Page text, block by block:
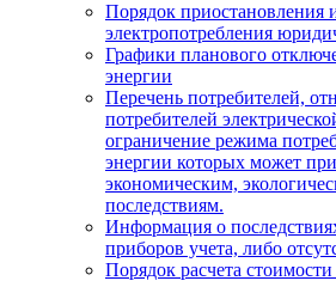
Порядок приостановления
электропотребления
Графики планового
энергии
Перечень потребителей,
потребителей
ограничение режима
энергии которых может
экономическим,
последствиям.
Информация о
приборов учета, либо
Порядок расчета стоимости